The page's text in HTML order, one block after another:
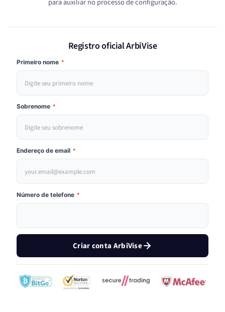
para auxiliar no processo de configuração.
Registro oficial ArbiVise
Primeiro nome *
Sobrenome *
Endereço de email *
Número de telefone *
Criar conta ArbiVise